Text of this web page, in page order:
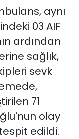
aynı
03 AIF
ardından
sağlık,
sevk
71
olay
edildi.